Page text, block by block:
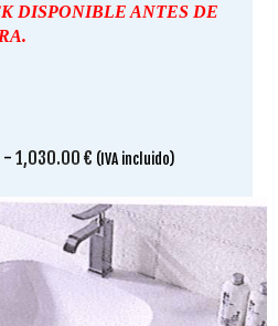
DISPONIBLE ANTES DE
- 1,030.00 € Rango
precios:
desde
999.00 €
hasta
1,030.00 €
(IVA incluido)